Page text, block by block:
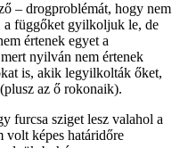
– drogproblémát, hogy nem
a függőket gyilkoljuk le, de
értenek egyet a
nyilván nem értenek
is, akik legyilkolták őket,
az ő rokonaik).
furcsa sziget lesz valahol a
volt képes határidőre